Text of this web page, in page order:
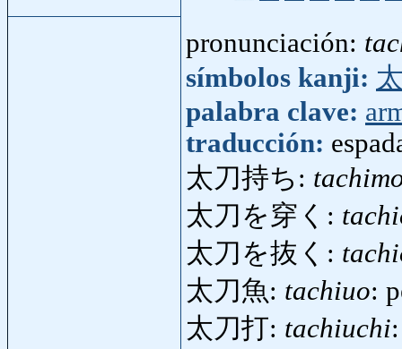
pronunciación:
símbolos kanji:
palabra clave:
traducción:
太刀持ち:
太刀を穿く:
太刀を抜く:
太刀魚: tachiuo:
太刀打: tachiuchi